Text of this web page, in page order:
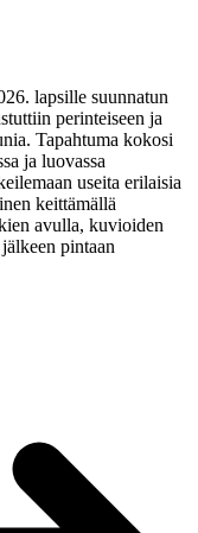
lapsille suunnatun
perinteiseen ja
Tapahtuma kokosi
ja luovassa
useita erilaisia
keittämällä
avulla, kuvioiden
pintaan